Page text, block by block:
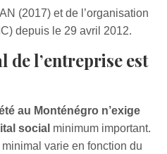
(2017) et de l’organisation
depuis le 29 avril 2012.
de l’entreprise est
au Monténégro n’exige
social minimum important.
varie en fonction du